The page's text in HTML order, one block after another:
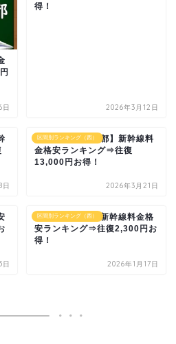
得！
2026年3月12日
区間別ランキング（西）
【鹿児島中央-京都】新幹線料
金格安ランキング⇒往復
13,000円お得！
2026年3月21日
区間別ランキング（西）
【久留米-熊本】新幹線料金格
安ランキング⇒往復2,300円お
得！
2026年1月17日